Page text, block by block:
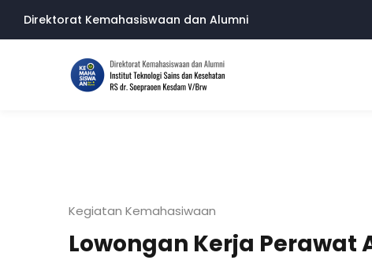
Direktorat Kemahasiswaan dan Alumni
Kegiatan Kemahasiwaan
Lowongan Kerja Perawat